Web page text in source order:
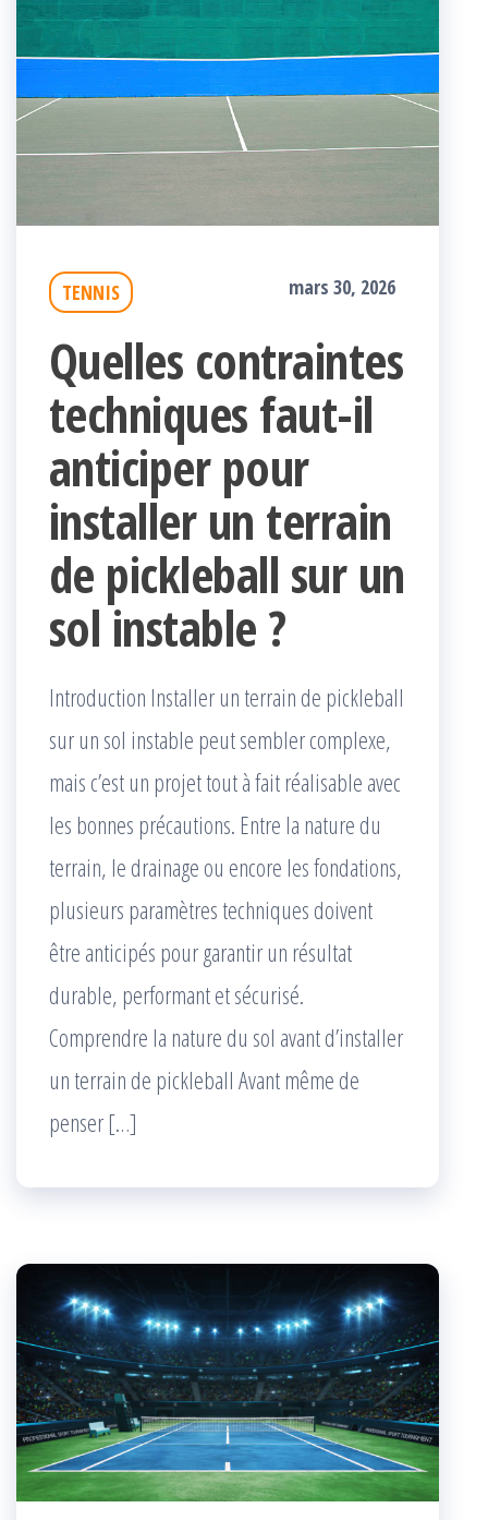
TENNIS mars 30, 2026
Quelles contraintes
techniques faut-il
anticiper pour
installer un terrain
de pickleball sur un
sol instable ?
Introduction Installer un terrain de pickleball
sur un sol instable peut sembler complexe,
mais c’est un projet tout à fait réalisable avec
les bonnes précautions. Entre la nature du
terrain, le drainage ou encore les fondations,
plusieurs paramètres techniques doivent
être anticipés pour garantir un résultat
durable, performant et sécurisé.
Comprendre la nature du sol avant d’installer
un terrain de pickleball Avant même de
penser […]